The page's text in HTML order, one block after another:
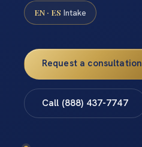
EN · ES Intake
Request a consultation
Call (888) 437-7747